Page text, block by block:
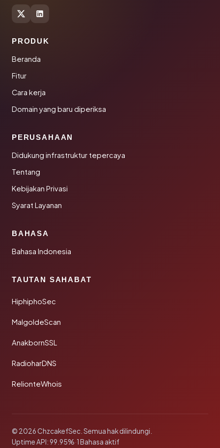
PRODUK
Beranda
Fitur
Cara kerja
Domain yang baru diperiksa
PERUSAHAAN
Didukung infrastruktur tepercaya
Tentang
Kebijakan Privasi
Syarat Layanan
BAHASA
Bahasa Indonesia
TAUTAN SAHABAT
HiphiphoSec
MalgoldeScan
AnakbornSSL
RadioharDNS
RelionteWhois
© 2026 ChzcakefSec. Semua hak dilindungi.
Uptime API: 99.95%·1 Bahasa aktif